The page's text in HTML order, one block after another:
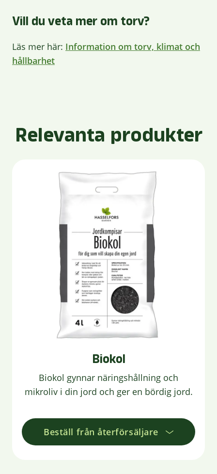
Vill du veta mer om torv?
Läs mer här: Information om torv, klimat och
hållbarhet
Relevanta produkter
Biokol
Biokol gynnar näringshållning och
mikroliv i din jord och ger en bördig jord.
Beställ från återförsäljare